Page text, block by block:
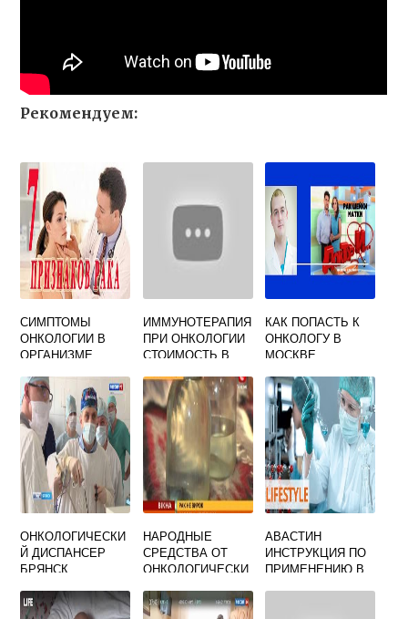
Рекомендуем:
СИМПТОМЫ
ОНКОЛОГИИ В
ОРГАНИЗМЕ
ИММУНОТЕРАПИЯ
ПРИ ОНКОЛОГИИ
СТОИМОСТЬ В
КАК ПОПАСТЬ К
ОНКОЛОГУ В
МОСКВЕ
ОНКОЛОГИЧЕСКИ
Й ДИСПАНСЕР
БРЯНСК
НАРОДНЫЕ
СРЕДСТВА ОТ
ОНКОЛОГИЧЕСКИ
АВАСТИН
ИНСТРУКЦИЯ ПО
ПРИМЕНЕНИЮ В